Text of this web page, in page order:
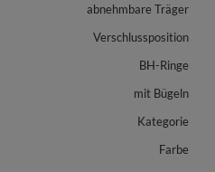
abnehmbare Träger
Verschlussposition
BH-Ringe
mit Bügeln
Kategorie
Farbe